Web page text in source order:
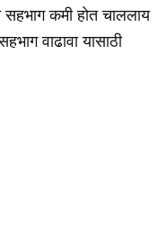
सहभाग कमी होत चाललाय
वाढावा यासाठी